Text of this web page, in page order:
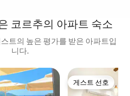
코르추의 아파트 숙소
트의 높은 평가를 받은 아파트입
니다.
게스트 선호
게스트 선호